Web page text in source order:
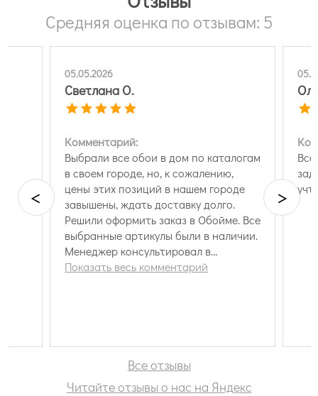
Средняя оценка по отзывам: 5
все обои в дом по каталогам
городе, но, к сожалению,
этих позиций в нашем городе
ждать доставку долго.
оформить заказ в Обойме. Все
артикулы были в наличии.
консультировал в
оперативно. Заказ собрали
Ошибок при сборе не было,
партии совпадают. Еще
в подарок! Очень довольны!
весь комментарий
Все супер,
задержек никаких
учтено
< >
Все отзывы
Читайте отзывы о нас на Яндекс